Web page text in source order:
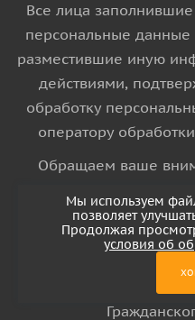
Все лица
персональные данные
разместившие иную
действиями,
обработку
оператору
Обращаем ваше
информационный
условиях
Мы используем
позволяет
Продолжая
условия об